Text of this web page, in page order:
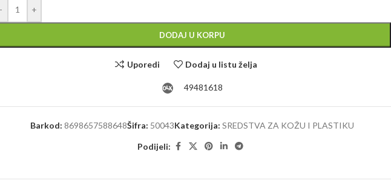
- +
DODAJ U KORPU
Uporedi Dodaj u listu želja
49481618
Barkod: 8698657588648Šifra: 50043Kategorija: SREDSTVA ZA KOŽU I PLASTIKU
Podijeli: